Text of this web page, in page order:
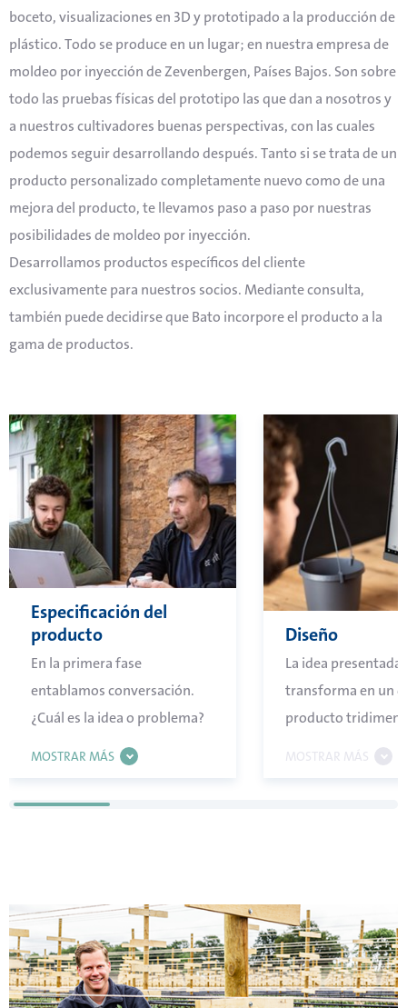
boceto, visualizaciones en 3D y prototipado a la producción de
plástico. Todo se produce en un lugar; en nuestra empresa de
moldeo por inyección de Zevenbergen, Países Bajos. Son sobre
todo las pruebas físicas del prototipo las que dan a nosotros y
a nuestros cultivadores buenas perspectivas, con las cuales
podemos seguir desarrollando después. Tanto si se trata de un
producto personalizado completamente nuevo como de una
mejora del producto, te llevamos paso a paso por nuestras
posibilidades de moldeo por inyección.
Desarrollamos productos específicos del cliente
exclusivamente para nuestros socios. Mediante consulta,
también puede decidirse que Bato incorpore el producto a la
gama de productos.
Especificación del
producto
En la primera fase
entablamos conversación.
¿Cuál es la idea o problema?
Cómo podemos convertir
un diseño de producto,
Evidentemente, tenemos en
cuenta la sostenibilidad del
producto final de plástico y
de nuestro planeta. Juntos
MOSTRAR MÁS
Diseño
La idea presentada
transforma en un
producto
MOSTRAR MÁS